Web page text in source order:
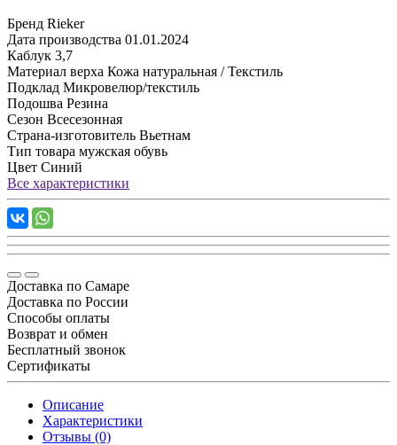
Бренд Rieker
Дата производства 01.01.2024
Каблук 3,7
Материал верха Кожа натуральная / Текстиль
Подклад Микровелюр/текстиль
Подошва Резина
Сезон Всесезонная
Страна-изготовитель Вьетнам
Тип товара мужская обувь
Цвет Синий
Все характеристики
Доставка по Самаре
Доставка по России
Способы оплаты
Возврат и обмен
Бесплатный звонок
Сертификаты
Описание
Характеристики
Отзывы (0)